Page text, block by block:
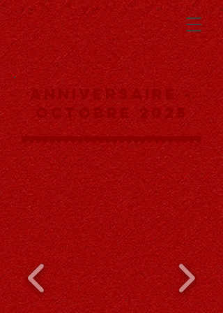
Anniversaire -
octobre 2025